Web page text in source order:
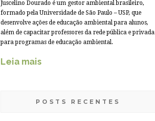
Juscelino Dourado é um gestor ambiental brasileiro,
formado pela Universidade de São Paulo – USP, que
desenvolve ações de educação ambiental para alunos,
além de capacitar professores da rede pública e privada
para programas de educação ambiental.
Leia mais
POSTS RECENTES